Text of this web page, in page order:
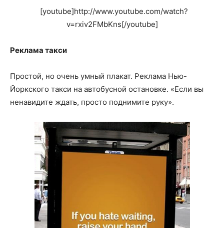
[youtube]http://www.youtube.com/watch?
v=rxiv2FMbKns[/youtube]
Реклама такси
Простой, но очень умный плакат. Реклама Нью-
Йоркского такси на автобусной остановке. «Если вы
ненавидите ждать, просто поднимите руку».